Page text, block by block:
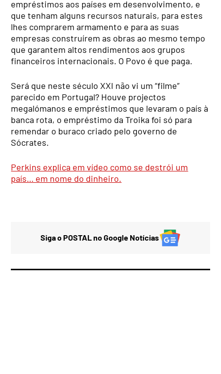
empréstimos aos países em desenvolvimento, e
que tenham alguns recursos naturais, para estes
lhes comprarem armamento e para as suas
empresas construírem as obras ao mesmo tempo
que garantem altos rendimentos aos grupos
financeiros internacionais. O Povo é que paga.
Será que neste século XXI não vi um “filme”
parecido em Portugal? Houve projectos
megalómanos e empréstimos que levaram o país à
banca rota, o empréstimo da Troika foi só para
remendar o buraco criado pelo governo de
Sócrates.
Perkins explica em vídeo como se destrói um
país… em nome do dinheiro.
Siga o POSTAL no Google Notícias